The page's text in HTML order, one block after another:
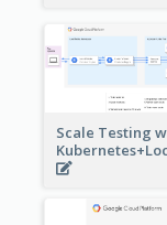
Scale Testing